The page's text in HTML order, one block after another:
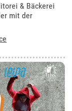
& Bäckerei
mit der